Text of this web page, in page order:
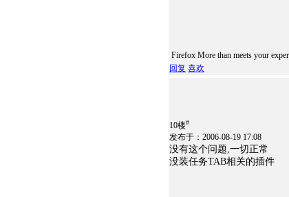
Firefox More than meets your
回复 喜欢
10楼#
发布于：2006-08-19 17:08
没有这个问题,一切正常
没装任务TAB相关的插件